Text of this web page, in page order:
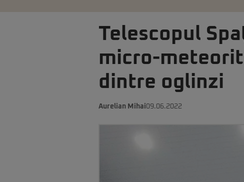
Telescopul
micro-
dintre oglinzi
Aurelian Mihai09.06.2022